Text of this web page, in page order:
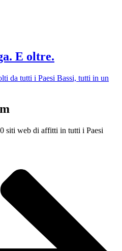
E oltre.
da tutti i Paesi Bassi, tutti in un
siti web di affitti in tutti i Paesi